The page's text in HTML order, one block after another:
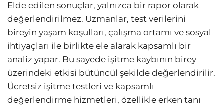
Elde edilen sonuçlar, yalnızca bir rapor olarak
değerlendirilmez. Uzmanlar, test verilerini
bireyin yaşam koşulları, çalışma ortamı ve sosyal
ihtiyaçları ile birlikte ele alarak kapsamlı bir
analiz yapar. Bu sayede işitme kaybının birey
üzerindeki etkisi bütüncül şekilde değerlendirilir.
Ücretsiz işitme testleri ve kapsamlı
değerlendirme hizmetleri, özellikle erken tanı